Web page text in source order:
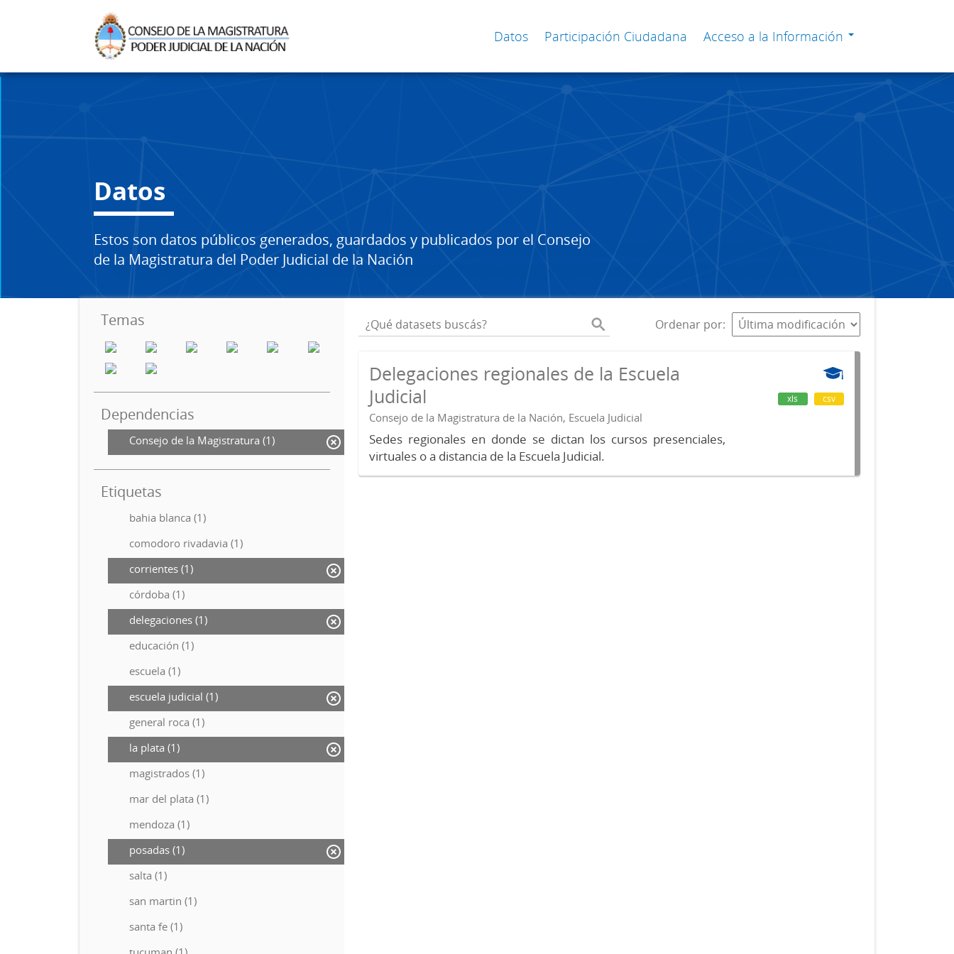
Datos Participación Ciudadana Acceso a la Información
Datos
Estos son datos públicos generados, guardados y publicados por el Consejo
de la Magistratura del Poder Judicial de la Nación
Temas
Dependencias
Consejo de la Magistratura (1)
Etiquetas
bahia blanca (1)
comodoro rivadavia (1)
corrientes (1)
córdoba (1)
delegaciones (1)
educación (1)
escuela (1)
escuela judicial (1)
general roca (1)
la plata (1)
magistrados (1)
mar del plata (1)
mendoza (1)
posadas (1)
salta (1)
san martin (1)
santa fe (1)
Ordenar por
Delegaciones regionales de la Escuela
Judicial
Consejo de la Magistratura de la Nación, Escuela Judicial
Sedes regionales en donde se dictan los cursos presenciales,
virtuales o a distancia de la Escuela Judicial.
xls csv